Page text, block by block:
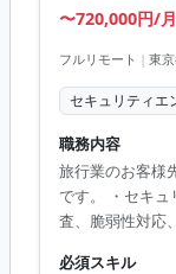
〜720,000円/月
フルリモート | 東
セキュリティエ
職務内容
旅行業のお客様
です。 ・セキ
査、脆弱性対応
必須スキル